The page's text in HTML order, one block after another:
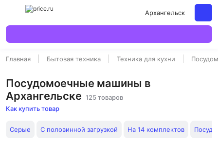
Архангельск
Главная Бытовая техника Техника для кухни
Посудомоечные машины в
Архангельске 125 товаров
Как купить товар
Серые С половинной загрузкой На 14 комплектов